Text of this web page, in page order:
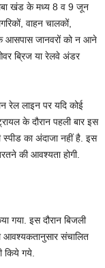
खंड के मध्य 8 व 9 जून
वाहन चालकों,
आसपास जानवरों को न आने
ब्रिज या रेलवे अंडर
रेल लाइन पर यदि कोई
के दौरान पहली बार इस
का अंदाजा नहीं है. इस
की आवश्‍यता होगी.
गया. इस दौरान बिजली
संचालित
किये गये.